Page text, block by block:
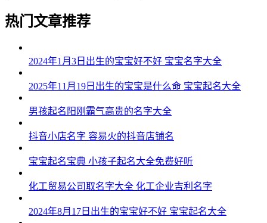
45、霄昂、诗承、平阳、琛诗
46、溢泽、铭勤、光利、佑汉
47、翔阳、升森、越淏、衡思
48、杉皓、盛谦、祥邦、瀚鸣
49、宇亮、迅硕、沃荣、轮驰
50、勇家、仁点、安纬、衷廷
51、纪星、彬淳、司帆、希文
52、泓立、意经、安渝、骏硕
53、域强、泰馨、强利、灿峰
热门文章推荐
2024年1月3日出生的宝宝好不好 宝宝名字大全
2025年11月19日出生的宝宝是什么命 宝宝起名大全
男孩起名阳刚霸气高贵的名字大全
抖音小店名字 容易火的抖音店铺名
宝宝起名宝典 小孩子起名大全免费好听
化工贸易公司取名字大全 化工企业吉利名字
2024年8月17日出生的宝宝好不好 宝宝起名大全